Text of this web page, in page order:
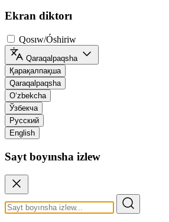
Ekran diktorı
Qosıw/Óshiriw
Qaraqalpaqsha
Қарақалпақша
Qaraqalpaqsha
O‘zbekcha
Ўзбекча
Русский
English
Sayt boyınsha izlew